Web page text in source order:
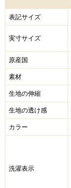
表記サイズ
実寸サイズ
原産国
素材
生地の伸縮
生地の透け感
カラー
洗濯表示